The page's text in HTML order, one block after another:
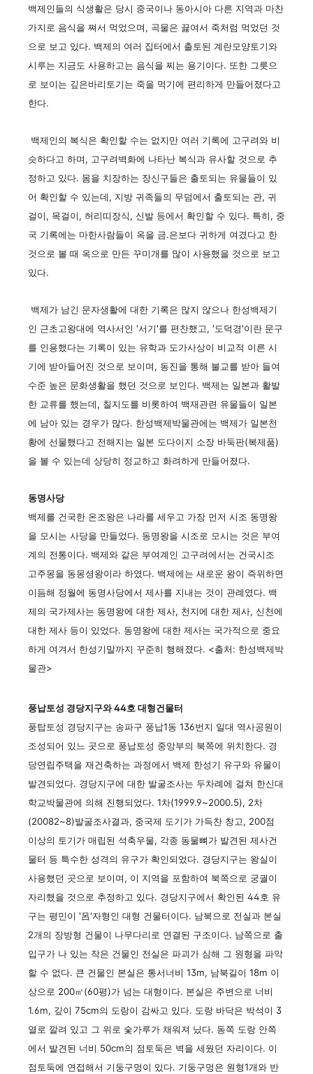
백제인들의 식생활은 당시 중국이나 동아시아 다른 지역과 마찬
가지로 음식을 쪄서 먹었으며, 곡물은 끓여서 죽처럼 먹었던 것
으로 보고 있다. 백제의 여러 집터에서 출토된 계란모양토기와
시루는 지금도 사용하고는 음식을 찌는 용기이다. 또한 그릇으
로 보이는 깊은바리토기는 죽을 먹기에 편리하게 만들어졌다고
한다.
백제인의 복식은 확인할 수는 없지만 여러 기록에 고구려와 비
슷하다고 하며, 고구려벽화에 나타난 복식과 유사할 것으로 추
정하고 있다. 몸을 치장하는 장신구들은 출토되는 유물들이 있
어 확인할 수 있는데, 지방 귀족들의 무덤에서 출토되는 관, 귀
걸이, 목걸이, 허리띠장식, 신발 등에서 확인할 수 있다. 특히, 중
국 기록에는 마한사람들이 옥을 금.은보다 귀하게 여겼다고 한
것으로 볼 때 옥으로 만든 꾸미개를 많이 사용했을 것으로 보고
있다.
백제가 남긴 문자생활에 대한 기록은 많지 않으나 한성백제기
인 근초고왕대에 역사서인 '서기'를 편찬했고, '도덕경'이란 문구
를 인용했다는 기록이 있는 유학과 도가사상이 비교적 이른 시
기에 받아들어진 것으로 보이며, 동진을 통해 불교를 받아 들여
수준 높은 문화생활을 했던 것으로 보인다. 백제는 일본과 활발
한 교류를 했는데, 칠지도를 비롯하여 백재관련 유물들이 일본
에 남아 있는 경우가 많다. 한성백제박물관에는 백제가 일본천
황에 선물했다고 전해지는 일본 도다이지 소장 바둑판(복제품)
을 볼 수 있는데 상당히 정교하고 화려하게 만들어졌다.
동명사당
백제를 건국한 온조왕은 나라를 세우고 가장 먼저 시조 동명왕
을 모시는 사당을 만들었다. 동명왕을 시조로 모시는 것은 부여
계의 전통이다. 백제와 같은 부여계인 고구려에서는 건국시조
고주몽을 동몽셩왕이라 하였다. 백제에는 새로운 왕이 즉위하면
이듬해 정월에 동명사당에서 제사를 지내는 것이 관례였다. 백
제의 국가제사는 동명왕에 대한 제사, 천지에 대한 제사, 신천에
대한 제사 등이 있었다. 동명왕에 대한 제사는 국가적으로 중요
하게 여겨서 한성기말까지 꾸준히 행해졌다. <출처: 한성백제박
물관>
풍납토성 경당지구와 44호 대형건물터
풍탑토성 경당지구는 송파구 풍납1동 136번지 일대 역사공원이
조성되어 있느 곳으로 풍납토성 중앙부의 북쪽에 위치한다. 경
당연립주택을 재건축하는 과정에서 백제 한성기 유구와 유물이
발견되었다. 경당지구에 대한 발굴조사는 두차례에 걸쳐 한신대
학교박물관에 의해 진행되었다. 1차(1999.9~2000.5), 2차
(20082~8)발굴조사결과, 중국제 도기가 가득찬 창고, 200점
이상의 토기가 매립된 석축우물, 각종 동물뼈가 발견된 제사건
물터 등 특수한 성격의 유구가 확인되었다. 경당지구는 왕실이
사용했던 곳으로 보이며, 이 지역을 포함하여 북쪽으로 궁궐이
자리했을 것으로 추정하고 있다. 경당지구에서 확인된 44호 유
구는 평민이 '呂'자형인 대형 건물터이다. 남북으로 전실과 본실
2개의 장방형 건물이 나무다리로 연결된 구조이다. 남쪽으로 출
입구가 나 있는 작은 건물인 전실은 파괴가 심해 그 원형을 파악
할 수 없다. 큰 건물인 본실은 통서너비 13m, 남북길이 18m 이
상으로 200㎡(60평)가 넘는 대형이다. 본실은 주변으로 너비
1.6m, 깊이 75cm의 도랑이 감싸고 있다. 도랑 바닥은 박석이 3
열로 깔려 있고 그 위로 숯가루가 채워져 닜다. 동쪽 도랑 안쪽
에서 발견된 너비 50cm의 점토둑은 벽을 세웠던 자리이다. 이
점토둑에 연접해서 기둥구멍이 있다. 기둥구멍은 원형1개와 반